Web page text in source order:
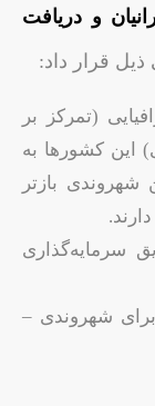
و دریافت
قرار داد:
(تمرکز بر
این کشورها به
شهروندی بازتر
سرمایه‌گذاری
شهروندی –